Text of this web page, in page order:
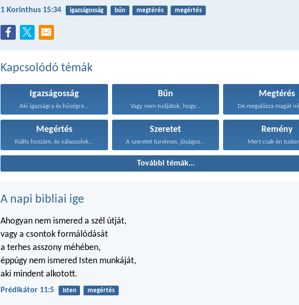
1 Korinthus 15:34 igazságosság bűn megtérés megértés
Kapcsolódó témák
Igazságosság
Aki igazságra és hűségre...
Bűn
Vagy nem tudjátok, hogy...
Megtérés
De megalázza magát
Megértés
Kiálts hozzám, és válaszolok...
Szeretet
A szeretet türelmes, jóságos...
Remény
Mert csak én
További témák...
A napi bibliai ige
Ahogyan nem ismered a szél útját,
vagy a csontok formálódását
a terhes asszony méhében,
éppúgy nem ismered Isten munkáját,
aki mindent alkotott.
Prédikátor 11:5 Isten megértés